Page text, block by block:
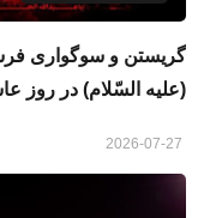
گريستن و سوگواری
(علیه السّلام) در روز